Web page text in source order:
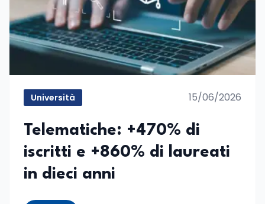
Università 15/06/2026
Telematiche: +470% di
iscritti e +860% di laureati
in dieci anni